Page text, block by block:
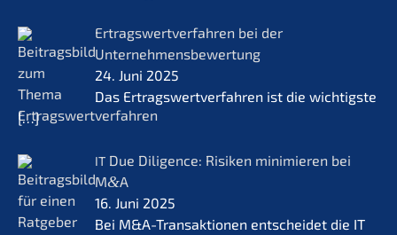
Ertrags­wert­ver­fah­ren bei der
Unternehmensbewertung
24. Juni 2025
Das Ertrags­wert­ver­fah­ren ist die wichtigs­te
[…]
IT Due Diligence: Risiken minimie­ren bei
M&A
16. Juni 2025
Bei M&A-Transaktionen entschei­det die IT